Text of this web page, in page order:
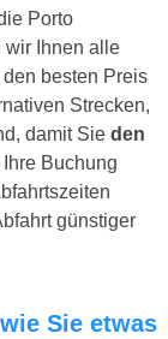
Porto
wir Ihnen alle
besten Preis
Strecken,
damit Sie den
Buchung
günstiger